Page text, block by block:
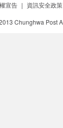
宣告 | 資訊安全政策
Chunghwa Post